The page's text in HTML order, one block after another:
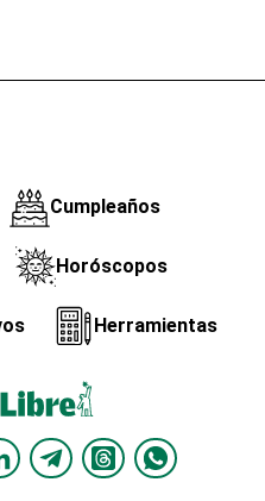
Cumpleaños
Horóscopos
Herramientas